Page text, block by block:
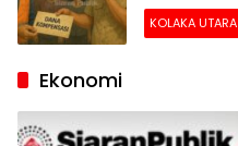
KOLAKA UTARA
Ekonomi